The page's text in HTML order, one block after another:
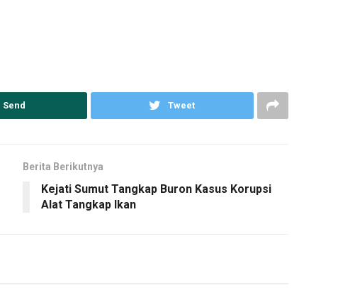
Send Tweet
Berita Berikutnya
Kejati Sumut Tangkap Buron Kasus Korupsi
Alat Tangkap Ikan